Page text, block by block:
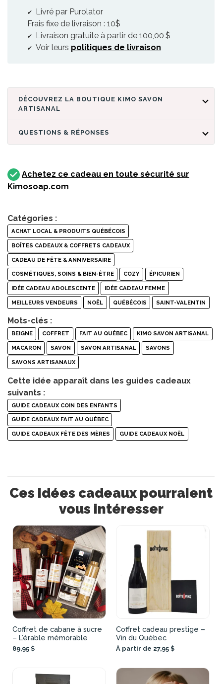
Livré par Purolator
Frais fixe de livraison : 10$
Livraison gratuite à partir de 100,00 $
Voir leurs politiques de livraison
DÉCOUVREZ LA BOUTIQUE KIMO SAVON
ARTISANAL
QUESTIONS & RÉPONSES
Achetez ce cadeau en toute sécurité sur
Kimosoap.com
Catégories :
ACHAT LOCAL & PRODUITS QUÉBÉCOIS
BOÎTES CADEAUX & COFFRETS CADEAUX
CADEAU DE FÊTE & ANNIVERSAIRE
COSMÉTIQUES, SOINS & BIEN-ÊTRE COZY ÉPICURIEN
IDÉE CADEAU ADOLESCENTE IDÉE CADEAU FEMME
MEILLEURS VENDEURS NOËL QUÉBÉCOIS SAINT-VALENTIN
Mots-clés :
BEIGNE COFFRET FAIT AU QUÉBEC KIMO SAVON ARTISANAL
MACARON SAVON SAVON ARTISANAL SAVONS
SAVONS ARTISANAUX
Cette idée apparaît dans les guides cadeaux
suivants :
GUIDE CADEAUX COIN DES ENFANTS
GUIDE CADEAUX FAIT AU QUÉBEC
GUIDE CADEAUX FÊTE DES MÈRES GUIDE CADEAUX NOËL
Ces idées cadeaux pourraient
vous intéresser
Coffret de cabane à sucre
– L’érable mémorable
89,95 $
Coffret cadeau prestige –
Vin du Québec
À partir de 27,95 $